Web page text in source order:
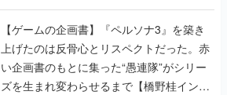
画書】
【ゲームの企画書】『ペルソナ3』を築き
上げたのは反骨心とリスペクトだった。赤
い企画書のもとに集った“愚連隊”がシリー
ズを生まれ変わらせるまで【橋野桂インタ